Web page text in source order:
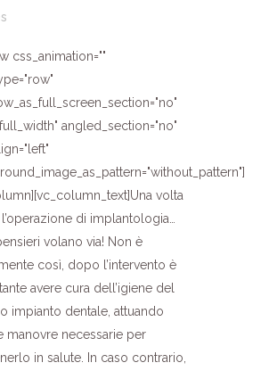
css_animation=""
angled_section="no"
volta
di implantologia…
volano via! Non è
così, dopo l’intervento è
avere cura dell’igiene del
impianto dentale, attuando
manovre necessarie per
in salute. In caso contrario,